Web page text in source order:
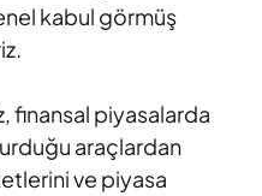
kabul görmüş
finansal piyasalarda
araçlardan
ve piyasa